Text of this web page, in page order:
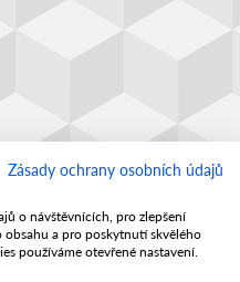
Zásady ochrany osobních údajů
o návštěvnících, pro zlepšení
obsahu a pro poskytnutí skvělého
používáme otevřené nastavení.